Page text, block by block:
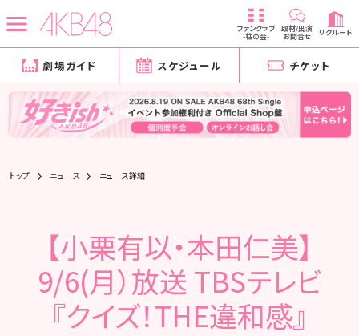
ファンクラブ
-柱の会-
取材/出演
お問合せ リクルート
劇場ガイド スケジュール チケット
トップ ニュース ニュース詳細
【小栗有以・本田仁美】
9/6(月）放送 TBSテレビ
『クイズ！THE違和感』